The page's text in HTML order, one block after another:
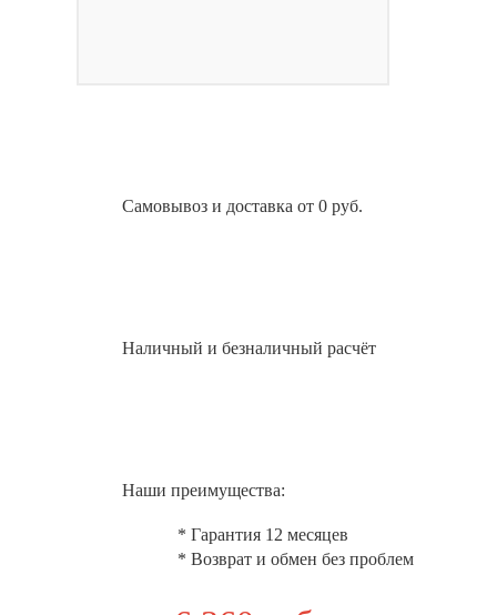
Самовывоз и доставка от 0 руб.
Наличный и безналичный расчёт
Наши преимущества:
* Гарантия 12 месяцев
* Возврат и обмен без проблем